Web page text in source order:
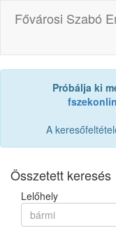
Fővárosi Szabó
Próbálja ki
A
Összetett keresés
Lelőhely
bármi